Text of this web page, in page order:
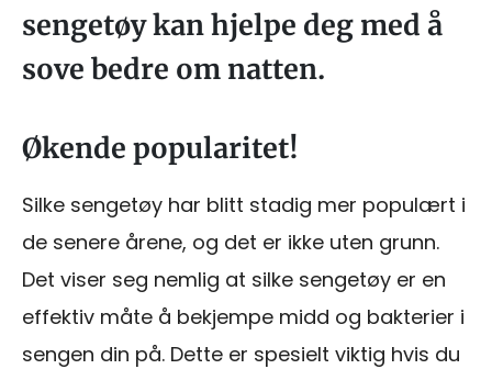
sengetøy kan hjelpe deg med å
sove bedre om natten.
Økende popularitet!
Silke sengetøy har blitt stadig mer populært i
de senere årene, og det er ikke uten grunn.
Det viser seg nemlig at silke sengetøy er en
effektiv måte å bekjempe midd og bakterier i
sengen din på. Dette er spesielt viktig hvis du